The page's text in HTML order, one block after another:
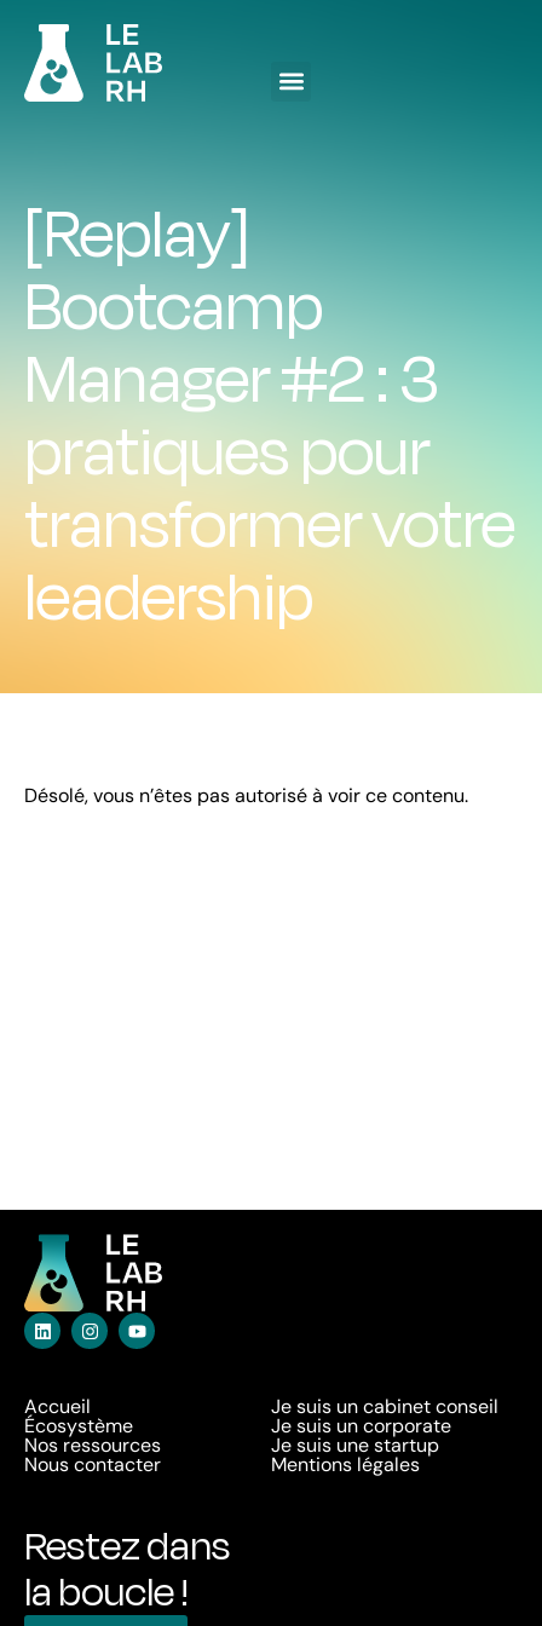
[Replay]
Bootcamp
Manager #2 : 3
pratiques pour
transformer votre
leadership
Désolé, vous n’êtes pas autorisé à voir ce contenu.
Accueil
Écosystème
Nos ressources
Nous contacter
Je suis un cabinet conseil
Je suis un corporate
Je suis une startup
Mentions légales
Restez dans
la boucle !